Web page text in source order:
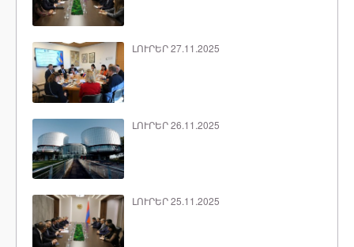
ԼՈՒՐԵՐ 27.11.2025
ԼՈՒՐԵՐ 26.11.2025
ԼՈՒՐԵՐ 25.11.2025